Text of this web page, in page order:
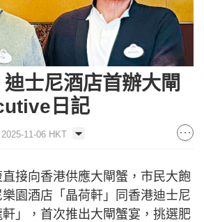
士尼酒店首辦大閘
日記
11-06 HKT
向香港供應大閘蟹，市民大飽
園酒店「晶荷軒」同香港迪士尼
」，首次推出大閘蟹宴，挑選肥